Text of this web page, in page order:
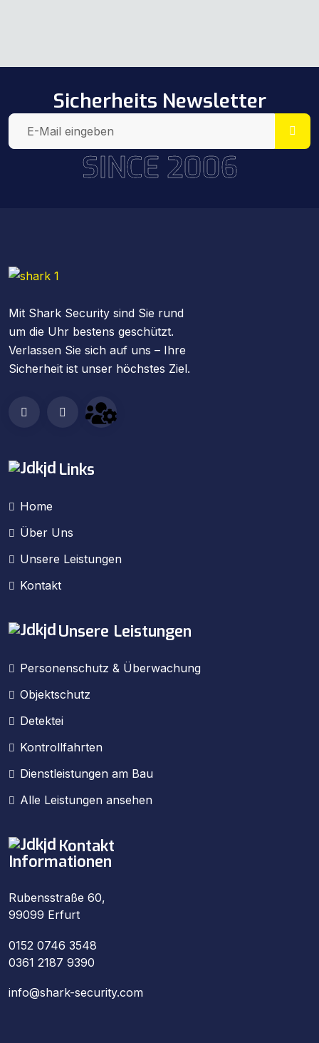
Sicherheits Newsletter
SINCE 2006
Mit Shark Security sind Sie rund
um die Uhr bestens geschützt.
Verlassen Sie sich auf uns – Ihre
Sicherheit ist unser höchstes Ziel.
Links
Home
Über Uns
Unsere Leistungen
Kontakt
Unsere Leistungen
Personenschutz & Überwachung
Objektschutz
Detektei
Kontrollfahrten
Dienstleistungen am Bau
Alle Leistungen ansehen
Kontakt
Informationen
Rubensstraße 60,
99099 Erfurt
0152 0746 3548
0361 2187 9390
info@shark-security.com